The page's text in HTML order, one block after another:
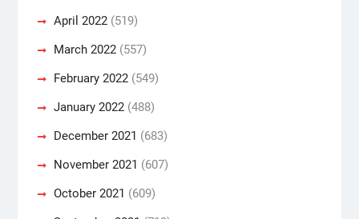
April 2022(519)
March 2022(557)
February 2022(549)
January 2022(488)
December 2021 (683)
November 2021 (607)
October 2021 (609)